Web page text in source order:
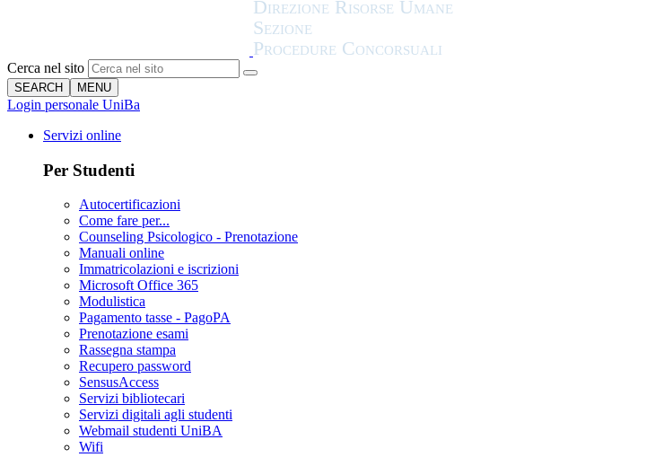
Cerca nel sito
SEARCH MENU
Login personale UniBa
Servizi online
Per Studenti
Autocertificazioni
Come fare per...
Counseling Psicologico - Prenotazione
Manuali online
Immatricolazioni e iscrizioni
Microsoft Office 365
Modulistica
Pagamento tasse - PagoPA
Prenotazione esami
Rassegna stampa
Recupero password
SensusAccess
Servizi bibliotecari
Servizi digitali agli studenti
Webmail studenti UniBA
Wifi